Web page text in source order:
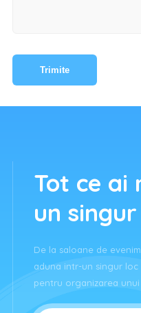
Trimite
Tot ce ai
un
De la saloane de
aduna intr-un singur
pentru organizarea